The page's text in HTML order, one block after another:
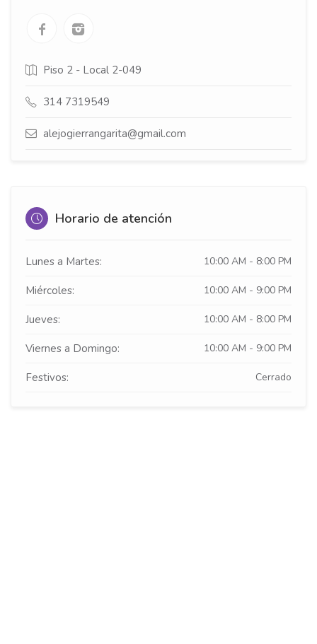
Piso 2 - Local 2-049
314 7319549
alejogierrangarita@gmail.com
Horario de atención
Lunes a Martes: 10:00 AM - 8:00 PM
Miércoles: 10:00 AM - 9:00 PM
Jueves: 10:00 AM - 8:00 PM
Viernes a Domingo: 10:00 AM - 9:00 PM
Festivos: Cerrado